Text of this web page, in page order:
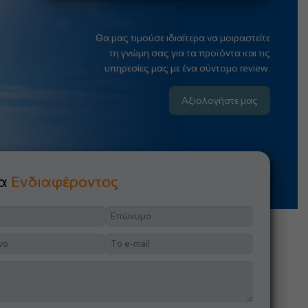
Θα μας τιμούσε ιδιαίτερα να μοιραστείτε
τη γνώμη σας για τα προϊόντα και τις
υπηρεσίες μας με ένα σύντομο review.
Αξιολογήστε μας
Ενδιαφέροντος